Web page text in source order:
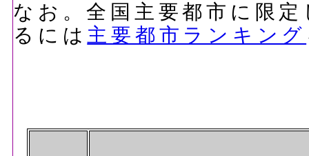
なお。全国主要都市に限
るには 主要都市ランキング